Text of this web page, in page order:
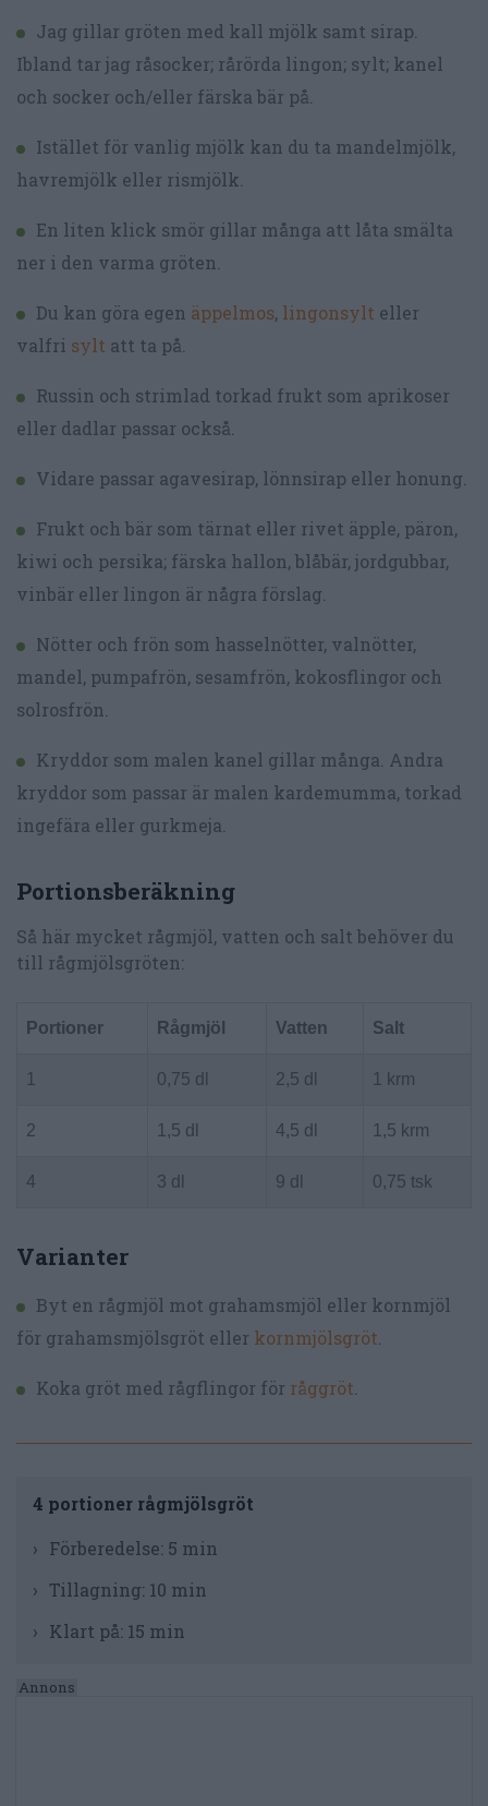
Jag gillar gröten med kall mjölk samt sirap.
Ibland tar jag råsocker; rårörda lingon; sylt; kanel
och socker och/eller färska bär på.
Istället för vanlig mjölk kan du ta mandelmjölk,
havremjölk eller rismjölk.
En liten klick smör gillar många att låta smälta
ner i den varma gröten.
Du kan göra egen äppelmos, lingonsylt eller
valfri sylt att ta på.
Russin och strimlad torkad frukt som aprikoser
eller dadlar passar också.
Vidare passar agavesirap, lönnsirap eller honung.
Frukt och bär som tärnat eller rivet äpple, päron,
kiwi och persika; färska hallon, blåbär, jordgubbar,
vinbär eller lingon är några förslag.
Nötter och frön som hasselnötter, valnötter,
mandel, pumpafrön, sesamfrön, kokosflingor och
solrosfrön.
Kryddor som malen kanel gillar många. Andra
kryddor som passar är malen kardemumma, torkad
ingefära eller gurkmeja.
Portionsberäkning
Så här mycket rågmjöl, vatten och salt behöver du
till rågmjölsgröten:
Portioner Rågmjöl Vatten Salt
1 0,75 dl 2,5 dl 1 krm
2 1,5 dl 4,5 dl 1,5 krm
4 3 dl 9 dl 0,75 tsk
Varianter
Byt en rågmjöl mot grahamsmjöl eller kornmjöl
för grahamsmjölsgröt eller kornmjölsgröt.
Koka gröt med rågflingor för råggröt.
4 portioner rågmjölsgröt
Förberedelse: 5 min
Tillagning: 10 min
Klart på: 15 min